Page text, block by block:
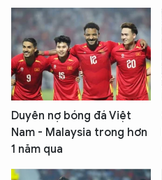
Duyên nợ bóng đá Việt
Nam - Malaysia trong hơn
1 năm qua